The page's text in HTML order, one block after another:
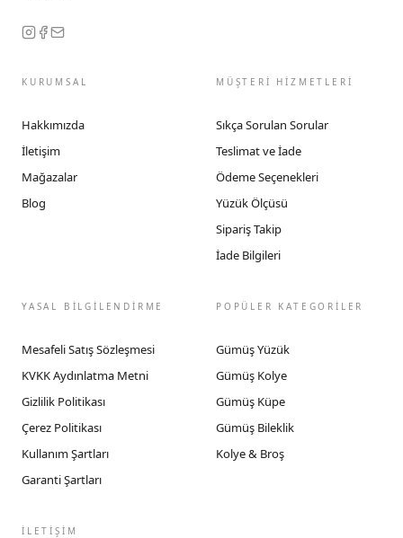
KURUMSAL
Hakkımızda
İletişim
Mağazalar
Blog
MÜŞTERİ HİZMETLERİ
Sıkça Sorulan Sorular
Teslimat ve İade
Ödeme Seçenekleri
Yüzük Ölçüsü
Sipariş Takip
İade Bilgileri
YASAL BİLGİLENDİRME
Mesafeli Satış Sözleşmesi
KVKK Aydınlatma Metni
Gizlilik Politikası
Çerez Politikası
Kullanım Şartları
Garanti Şartları
POPÜLER KATEGORİLER
Gümüş Yüzük
Gümüş Kolye
Gümüş Küpe
Gümüş Bileklik
Kolye & Broş
İLETIŞIM